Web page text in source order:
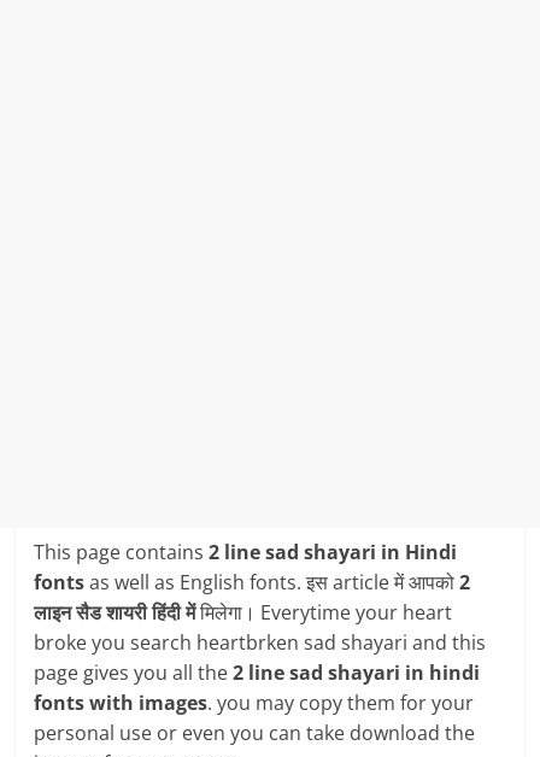
This page contains2 line sad shayari in Hindi
fontsas well as English fonts. इस article में आपको2
लाइन सैड शायरीहिंदी मेंमिलेगा। Everytime your heart
broke you search heartbrken sad shayari and this
page gives you all the2 line sad shayari in hindi
fonts with images. you may copy them for your
personal use or even you can take download the